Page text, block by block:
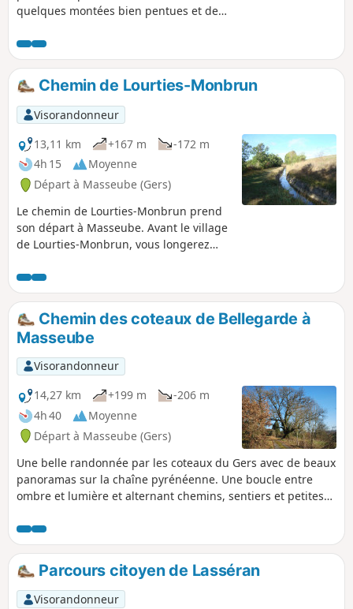
quelques montées bien pentues et des
de vue sur la chaîne des Pyrénées, par
temps clair.
Chemin de Lourties-Monbrun
Visorandonneur
13,11 km
+167 m
-172 m
4h 15
Moyenne
Départ à Masseube (Gers)
Le chemin de Lourties-Monbrun prend
son départ à Masseube. Avant le village
de Lourties-Monbrun, vous longerez
montagne sur 70 km à travers la
Gascogne. La plus grande partie du
circuit se fait sur d'agréables petits
chemins bitumés. Par temps clair, un
panorama sur la chaîne des Pyrénées
s'offre à vous.
Chemin des coteaux de Bellegarde à
Masseube
Visorandonneur
14,27 km
+199 m
-206 m
4h 40
Moyenne
Départ à Masseube (Gers)
Une belle randonnée par les coteaux du Gers avec de beaux
panoramas sur la chaîne pyrénéenne. Une boucle entre
ombre et lumière et alternant chemins, sentiers et petites
tout son charme au printemps ou en automne.
Parcours citoyen de Lasséran
Visorandonneur